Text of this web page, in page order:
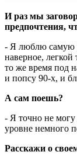
И раз мы
предпочтения,
- Я люблю самую
наверное,
то же время под
и попсу 90-х, и
А сам поешь?
- Я точно не могу
уровне немного
Расскажи о